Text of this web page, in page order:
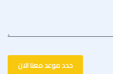
حدد موعد معنا الان